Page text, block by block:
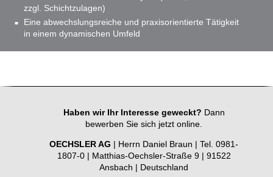
zzgl. Schichtzulagen)
Eine abwechslungsreiche und praxisorientierte Tätigkeit
in einem dynamischen Umfeld
Haben wir Ihr Interesse geweckt? Dann
bewerben Sie sich jetzt online.
OECHSLER AG | Herrn Daniel Braun | Tel. 0981-
1807-0 | Matthias-Oechsler-Straße 9 | 91522
Ansbach | Deutschland